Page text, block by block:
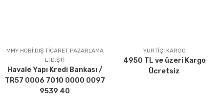
Ürün açıklamasında eksik bilgiler bulunuyor.
Ürün bilgilerinde hatalar bulunuyor.
Ürün fiyatı diğer sitelerden daha pahalı.
Bu ürüne benzer farklı alternatifler olmalı.
MMY HOBİ DIŞ TİCARET PAZARLAMA
LTD.ŞTİ
Havale Yapı Kredi Bankası /
TR57 0006 7010 0000 0097
9539 40
YURTİÇİ KARGO
4950 TL ve üzeri Kargo
Ücretsiz